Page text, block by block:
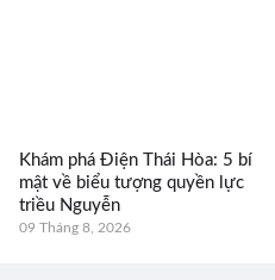
Khám phá Điện Thái Hòa: 5 bí
mật về biểu tượng quyền lực
triều Nguyễn
09 Tháng 8, 2026